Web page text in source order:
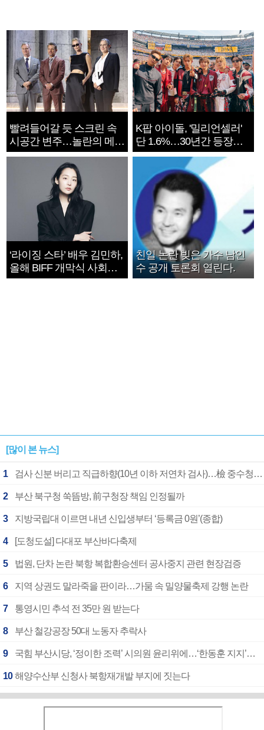
빨려들어갈 듯 스크린 속
시공간 변주…놀란의 메시
지는 ‘전쟁 속죄’
K팝 아이돌, '밀리언셀러'
단 1.6%…30년간 등장
1182개팀 전수조사
‘라이징 스타’ 배우 김민하,
올해 BIFF 개막식 사회자
확정
친일 논란 빚은 가수 남인
수 공개 토론회 열린다.
[많이 본 뉴스]
1 검사 신분 버리고 직급하향(10년 이하 저연차 검사)…檢 중수청행 기피
2 부산 북구청 쑥뜸방, 前구청장 책임 인정될까
3 지방국립대 이르면 내년 신입생부터 ‘등록금 0원’(종합)
4 [도청도설] 다대포 부산바다축제
5 법원, 단차 논란 북항 복합환승센터 공사중지 관련 현장검증
6 지역 상권도 말라죽을 판이라…가뭄 속 밀양물축제 강행 논란
7 통영시민 추석 전 35만 원 받는다
8 부산 철강공장 50대 노동자 추락사
9 국힘 부산시당, ‘정이한 조력’ 시의원 윤리위에…‘한동훈 지지’도 신고접수
10 해양수산부 신청사 북항재개발 부지에 짓는다